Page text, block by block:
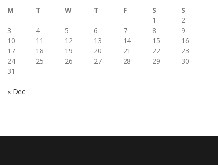
M
T W T F S
S
1
2
3
4 5 6 7 8
9
10
11 12 13 14 15
16
17
18 19 20 21 22
23
24
25 26 27 28 29
30
31
« Dec